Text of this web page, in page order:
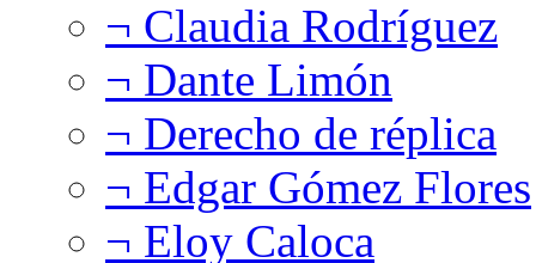
¬ Claudia Rodríguez
¬ Dante Limón
¬ Derecho de réplica
¬ Edgar Gómez Flores
¬ Eloy Caloca